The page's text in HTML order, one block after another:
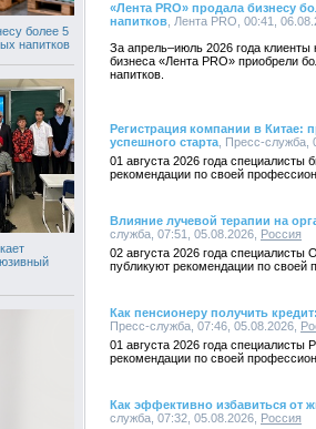
более 5
напитков
«Лента PRO» продала бизнесу
напитков , Лента PRO, 00:41,
За апрель–июль 2026 года клиенты
бизнеса «Лента PRO» приобрели
напитков.
Регистрация компании в Китае:
успешного старта , Пресс-
01 августа 2026 года специалисты
рекомендации по своей
Влияние лучевой терапии на
служба, 07:51, 05.08.2026, Россия
02 августа 2026 года специалисты
публикуют рекомендации по своей
Как пенсионеру получить
Пресс-служба, 07:46, 05.08.2026,
01 августа 2026 года специалисты
рекомендации по своей
Как эффективно избавиться от
служба, 07:32, 05.08.2026, Россия